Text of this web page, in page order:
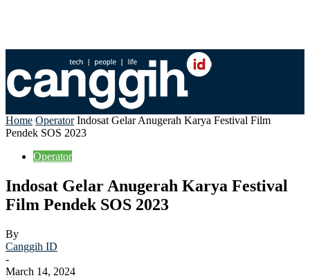
Home Operator Indosat Gelar Anugerah Karya Festival Film
Pendek SOS 2023
Operator
Indosat Gelar Anugerah Karya Festival
Film Pendek SOS 2023
By
Canggih ID
-
March 14, 2024